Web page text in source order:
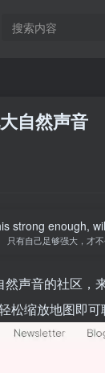
自然声音
strong enough,
只有自己足够强大，才
声音的社区
松缩放地图即可